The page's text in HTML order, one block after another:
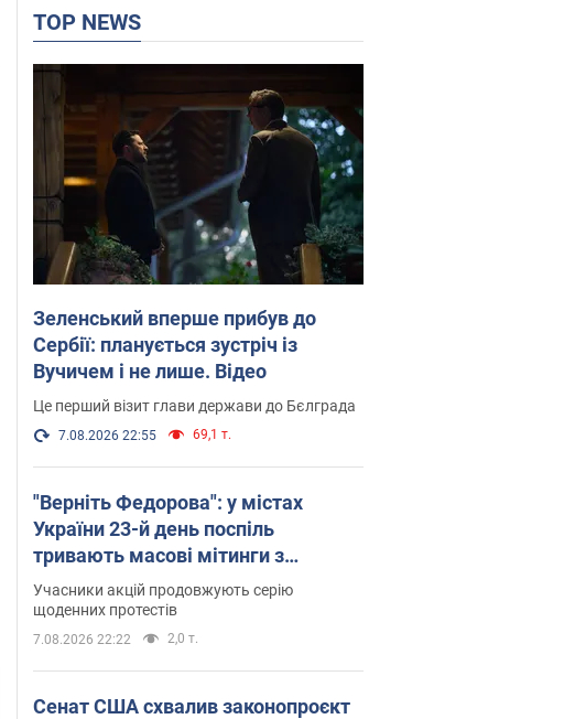
TOP NEWS
Зеленський вперше прибув до
Сербії: планується зустріч із
Вучичем і не лише. Відео
Це перший візит глави держави до Бєлграда
7.08.2026 22:55 69,1 т.
"Верніть Федорова": у містах
України 23-й день поспіль
тривають масові мітинги з
картонками. Фото і відео
Учасники акцій продовжують серію
щоденних протестів
7.08.2026 22:22 2,0 т.
Сенат США схвалив законопроєкт